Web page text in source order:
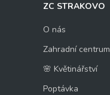
ZC STRAKOVO
O nás
Zahradní centrum
🌸 Květinářství
Poptávka